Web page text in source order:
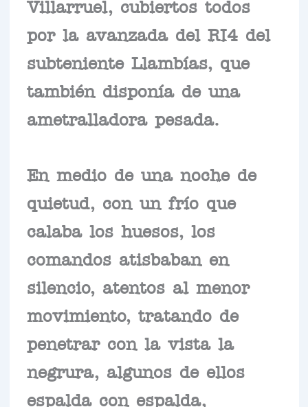
Villarruel, cubiertos todos
por la avanzada del RI4 del
subteniente Llambías, que
también disponía de una
ametralladora pesada.
En medio de una noche de
quietud, con un frío que
calaba los huesos, los
comandos atisbaban en
silencio, atentos al menor
movimiento, tratando de
penetrar con la vista la
negrura, algunos de ellos
espalda con espalda,